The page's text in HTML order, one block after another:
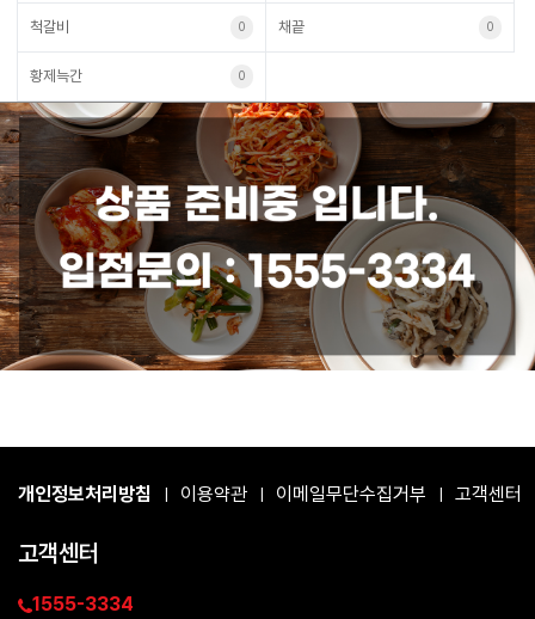
척갈비 0 채끝 0
황제늑간 0
개인정보처리방침 이용약관 이메일무단수집거부 고객센터
고객센터
1555-3334